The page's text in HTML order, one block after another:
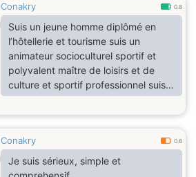
Conakry 0.8
Suis un jeune homme diplômé en
l’hôtellerie et tourisme suis un
animateur socioculturel sportif et
polyvalent maître de loisirs et de
culture et sportif professionnel suis
en africain fière de l’être suis de
cœur avec toutes ce que je fait je
amis et famille suis a guérir
militairement des forcé spécial
guinéen je vous aimes et remercie
Conakry 0.6
Je suis sérieux, simple et